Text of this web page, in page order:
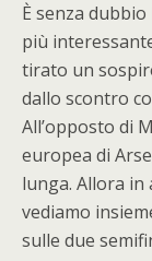
È senza
più
tirato un
dallo scontro
All’opposto di
europea di
lunga. Allora in
vediamo
sulle due